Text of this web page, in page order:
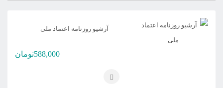
آرشیو روزنامه اعتماد ملی
588,000تومان